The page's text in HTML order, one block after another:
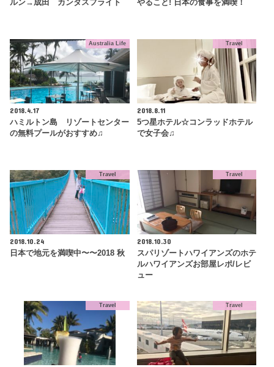
ルン→成田 カンタスフライト やること! 日本の食事を満喫！
Australia Life
2018.4.17
ハミルトン島 リゾートセンター
の無料プールがおすすめ♫
Travel
2018.8.11
5つ星ホテル☆コンラッドホテル
で女子会♫
Travel
2018.10.24
日本で地元を満喫中〜〜2018 秋
Travel
2018.10.30
スパリゾートハワイアンズのホテ
ルハワイアンズお部屋レポ/レビ
ュー
Travel Travel